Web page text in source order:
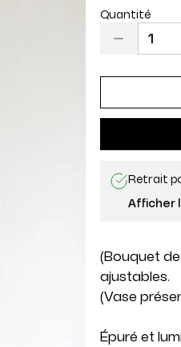
Quantité
Retrait
Afficher
(Bouquet
ajustables.
(Vase
Épuré et